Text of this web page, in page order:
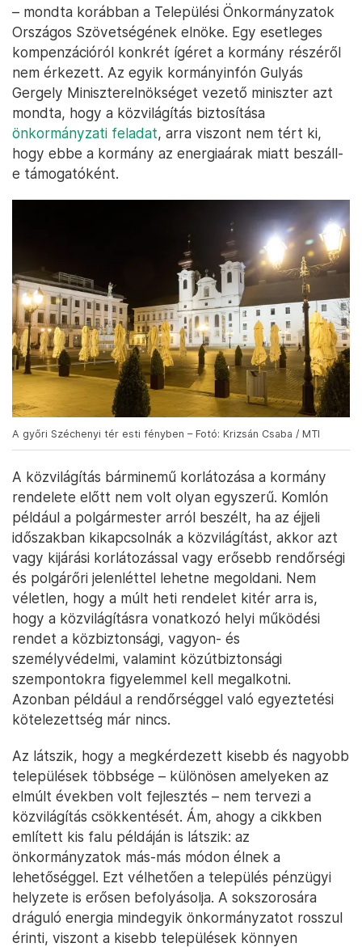
– mondta korábban a Települési Önkormányzatok
Országos Szövetségének elnöke. Egy esetleges
kompenzációról konkrét ígéret a kormány részéről
nem érkezett. Az egyik kormányinfón Gulyás
Gergely Miniszterelnökséget vezető miniszter azt
mondta, hogy a közvilágítás biztosítása
önkormányzati feladat, arra viszont nem tért ki,
hogy ebbe a kormány az energiaárak miatt beszáll-
e támogatóként.
A győri Széchenyi tér esti fényben – Fotó: Krizsán Csaba / MTI
A közvilágítás bárminemű korlátozása a kormány
rendelete előtt nem volt olyan egyszerű. Komlón
például a polgármester arról beszélt, ha az éjjeli
időszakban kikapcsolnák a közvilágítást, akkor azt
vagy kijárási korlátozással vagy erősebb rendőrségi
és polgárőri jelenléttel lehetne megoldani. Nem
véletlen, hogy a múlt heti rendelet kitér arra is,
hogy a közvilágításra vonatkozó helyi működési
rendet a közbiztonsági, vagyon- és
személyvédelmi, valamint közútbiztonsági
szempontokra figyelemmel kell megalkotni.
Azonban például a rendőrséggel való egyeztetési
kötelezettség már nincs.
Az látszik, hogy a megkérdezett kisebb és nagyobb
települések többsége – különösen amelyeken az
elmúlt években volt fejlesztés – nem tervezi a
közvilágítás csökkentését. Ám, ahogy a cikkben
említett kis falu példáján is látszik: az
önkormányzatok más-más módon élnek a
lehetőséggel. Ezt vélhetően a település pénzügyi
helyzete is erősen befolyásolja. A sokszorosára
dráguló energia mindegyik önkormányzatot rosszul
érinti, viszont a kisebb települések könnyen